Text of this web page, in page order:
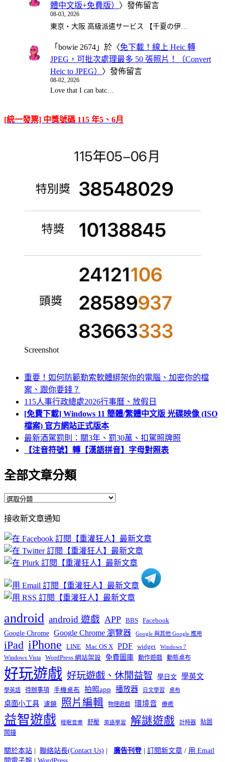
體中文版+免費版） 〉發佈留言
08-03, 2026
東京・大阪 高級派遣サービス 【千夏の伊…
「 bowie 2674 」於〈免下載！線上 Heic 轉
JPEG，可批次處理最多 50 張照片！（Convert
Heic to JPEG） 〉發佈留言
08-02, 2026
Love that I can batc…
[統一發票] 中獎號碼 115 年5、6月
Screenshot
重要！如何防範勒索軟體綁架你的電腦、加密你的檔
案、跟你要錢？
115人事行政總處2026行事曆、放假日
[免費下載] Windows 11 簡體/繁體中文版 光碟映像 (ISO
檔案) 官方網站正式版本
最新酒駕罰則：關3年、罰30萬、扣駕照牌照
【注音符號】轉【漢語拼音】字母對照表
全部文章分類
全
文
章
分
類
接收新文章通知
android android 遊戲 APP BBS Facebook
Google Chrome Google Chrome 瀏覽器 Google 與其他 Google 應用
iPad iPhone LINE Mac OS X PDF widget Windows 7
Windows Vista WordPress 網站架設 免費圖庫 動作遊戲 動態桌布
好玩遊戲 好玩遊戲、休閒益智 學日文 學英文
學英語 待辦事項 手機桌布 拍照app 播放器 日文學習 桌布
桌面小工具 濾鏡 照片編輯 物理遊戲 環境音 療癒
益智遊戲 睡眠音樂 舒壓 英語學習 解謎遊戲 計時器
貼圖
鬧鐘
關於本站 聯絡站長(Contact Us) 廣告刊登| 訂閱新文章 / 用 Email